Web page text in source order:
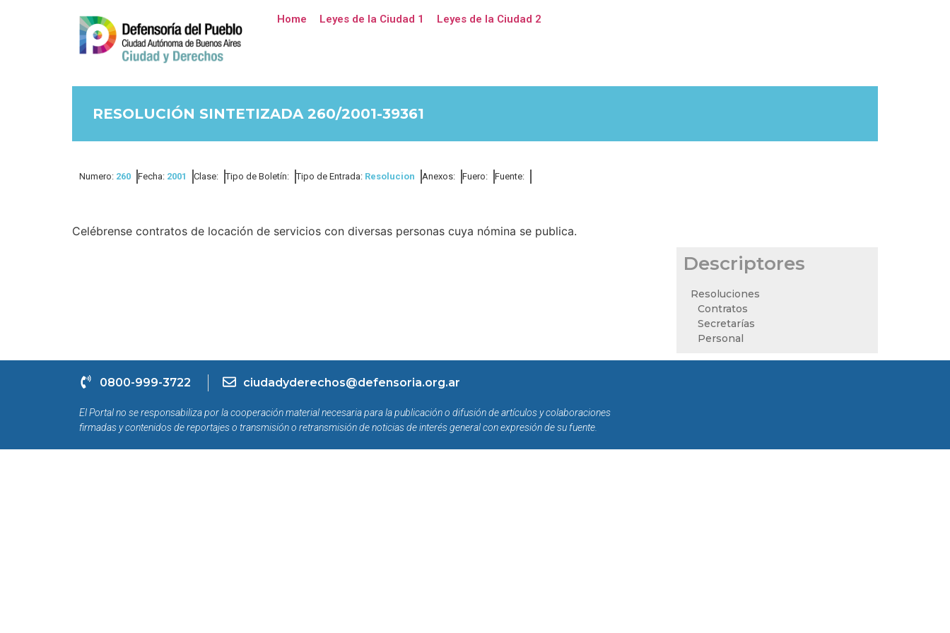
Home Leyes de la Ciudad 1 Leyes de la Ciudad 2
RESOLUCIÓN SINTETIZADA 260/2001-39361
Numero: 260 Fecha: 2001 Clase: Tipo de Boletín: Tipo de Entrada: Resolucion Anexos: Fuero: Fuente:
Celébrense contratos de locación de servicios con diversas personas cuya nómina se publica.
Descriptores
Resoluciones
Contratos
Secretarías
Personal
0800-999-3722 ciudadyderechos@defensoria.org.ar
El Portal no se responsabiliza por la cooperación material necesaria para la publicación o difusión de artículos y colaboraciones
firmadas y contenidos de reportajes o transmisión o retransmisión de noticias de interés general con expresión de su fuente.